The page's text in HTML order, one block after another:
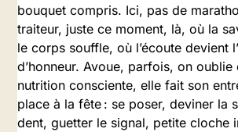
bouquet compris. Ici, pas de
traiteur, juste ce moment, là, où la
le corps souffle, où l’écoute devient
d’honneur. Avoue, parfois, on oublie
nutrition consciente, elle fait son
place à la fête : se poser, deviner la
dent, guetter le signal, petite cloche